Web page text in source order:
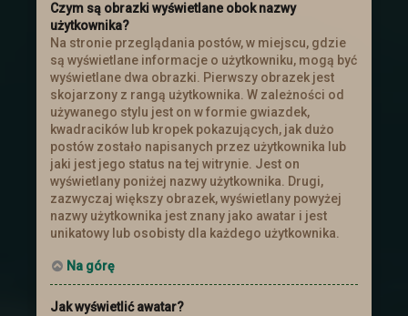
Czym są obrazki wyświetlane obok nazwy
użytkownika?
Na stronie przeglądania postów, w miejscu, gdzie
są wyświetlane informacje o użytkowniku, mogą być
wyświetlane dwa obrazki. Pierwszy obrazek jest
skojarzony z rangą użytkownika. W zależności od
używanego stylu jest on w formie gwiazdek,
kwadracików lub kropek pokazujących, jak dużo
postów zostało napisanych przez użytkownika lub
jaki jest jego status na tej witrynie. Jest on
wyświetlany poniżej nazwy użytkownika. Drugi,
zazwyczaj większy obrazek, wyświetlany powyżej
nazwy użytkownika jest znany jako awatar i jest
unikatowy lub osobisty dla każdego użytkownika.
Na górę
Jak wyświetlić awatar?